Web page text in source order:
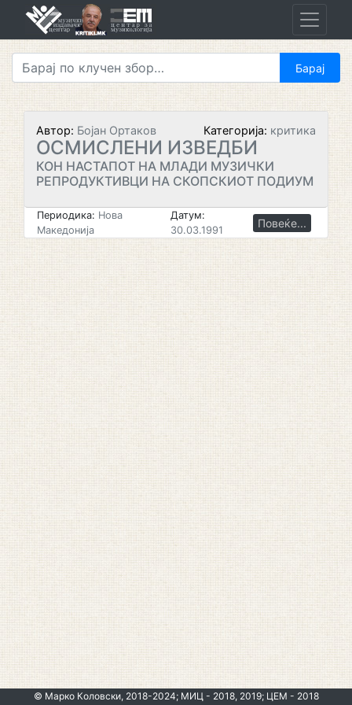
Автор: Бојан Ортаков Категорија: критика
ОСМИСЛЕНИ ИЗВЕДБИ
КОН НАСТАПОТ НА МЛАДИ МУЗИЧКИ
РЕПРОДУКТИВЦИ НА СКОПСКИОТ ПОДИУМ
Периодика: Нова
Македонија
Датум:
30.03.1991
Повеќе...
© Марко Коловски, 2018-2024; МИЦ - 2018, 2019; ЦЕМ - 2018